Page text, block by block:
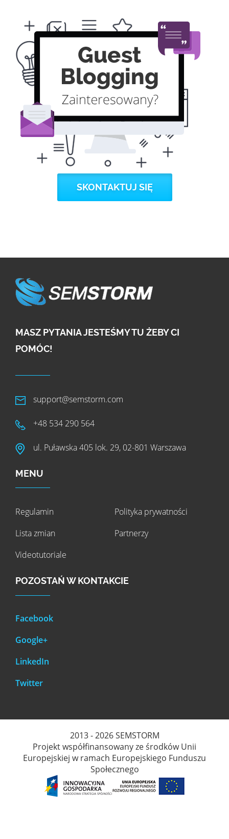
SKONTAKTUJ SIĘ
MASZ PYTANIA JESTEŚMY TU ŻEBY CI
POMÓC!
support@semstorm.com
+48 534 290 564
ul. Puławska 405 lok. 29, 02-801 Warszawa
MENU
Regulamin
Polityka prywatności
Lista zmian
Partnerzy
Videotutoriale
POZOSTAŃ W KONTAKCIE
Facebook
Google+
LinkedIn
Twitter
2013 - 2026 SEMSTORM
Projekt współfinansowany ze środków Unii
Europejskiej w ramach Europejskiego Funduszu
Społecznego